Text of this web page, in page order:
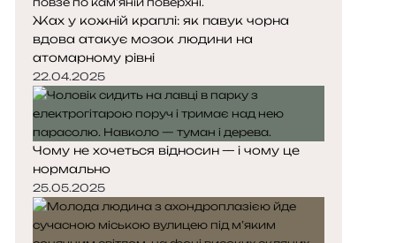
Жах у кожній краплі: як павук чорна
вдова атакує мозок людини на
атомарному рівні
22.04.2025
Чому не хочеться відносин — і чому це
нормально
25.05.2025